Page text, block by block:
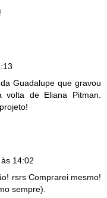
Guadalupe que gravou
de Eliana Pitman.
14:02
rsrs Comprarei mesmo!
sempre).